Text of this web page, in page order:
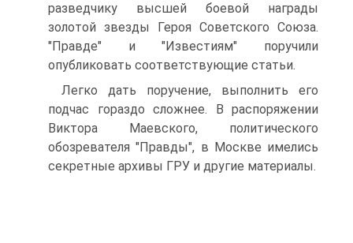
разведчику высшей боевой награды
золотой звезды Героя Советского Союза.
"Правде" и "Известиям" поручили
опубликовать соответствующие статьи.
Легко дать поручение, выполнить его
подчас гораздо сложнее. В распоряжении
Виктора Маевского, политического
обозревателя "Правды", в Москве имелись
секретные архивы ГРУ и другие материалы.